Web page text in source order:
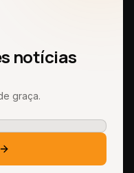
notícias
graça.